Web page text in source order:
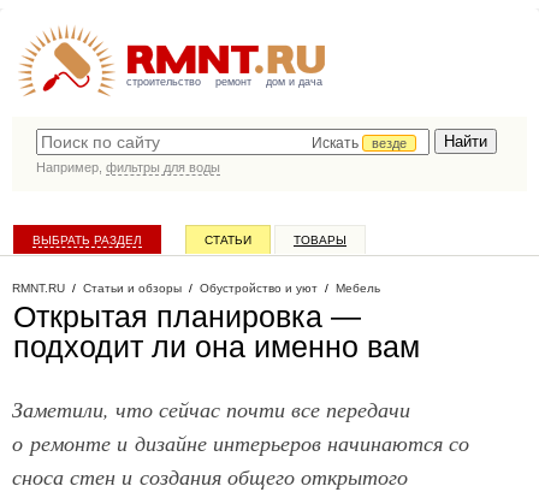
строительство ремонт дом и дача
Искать
везде
Например, фильтры для воды
ВЫБРАТЬ РАЗДЕЛ СТАТЬИ ТОВАРЫ
RMNT.RU / Статьи и обзоры / Обустройство и уют / Мебель
Открытая планировка —
подходит ли она именно вам
Заметили, что сейчас почти все передачи
о ремонте и дизайне интерьеров начинаются со
сноса стен и создания общего открытого